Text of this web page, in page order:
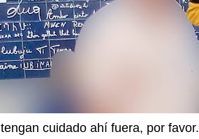
cuidado ahí fuera, por favor.